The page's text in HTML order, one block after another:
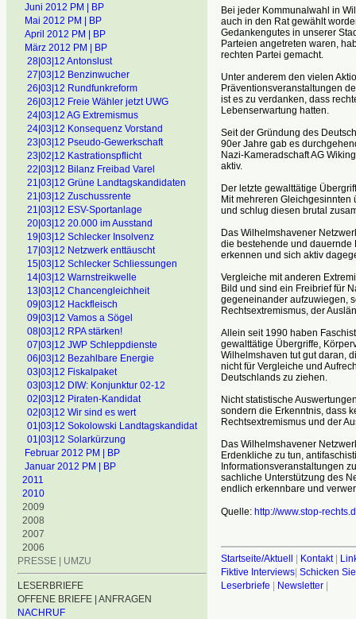
Juni 2012 PM | BP
Mai 2012 PM | BP
April 2012 PM | BP
März 2012 PM | BP
28|03|12 Antonslust
27|03|12 Benzinwucher
26|03|12 Rundfunkreform
26|03|12 Freie Wähler jetzt UWG
24|03|12 AG Extremismus
24|03|12 Konsequenz Vorstand
23|03|12 Pseudo-Gewerkschaft
23|02|12 Kastrationspflicht
22|03|12 Bilanz Freibad Varel
21|03|12 Grüne Landtagskandidaten
21|03|12 Zuschussrente
21|03|12 ESV-Sportanlage
20|03|12 20.000 im Ausstand
19|03|12 Schlecker Insolvenz
17|03|12 Netzwerk enttäuscht
15|03|12 Schlecker Schliessungen
14|03|12 Warnstreikwelle
13|03|12 Chancengleichheit
09|03|12 Hackfleisch
09|03|12 Vamos a Sögel
08|03|12 RPA stärken!
07|03|12 JWP Schleppdienste
06|03|12 Bezahlbare Energie
03|03|12 Fiskalpaket
03|03|12 DIW: Konjunktur 02-12
02|03|12 Piraten-Kandidat
02|03|12 Wir sind es wert
01|03|12 Sokolowski Landtagskandidat
01|03|12 Solarkürzung
Februar 2012 PM | BP
Januar 2012 PM | BP
2011
2010
2009
2008
2007
2006
PRESSE | UMZU
LESERBRIEFE
OFFENE BRIEFE | ANFRAGEN
NACHRUF
Bei jeder Kommunalwahl in
auch in den Rat gewählt
Gedankengutes in unserer
Parteien angetreten waren,
rechten Partei gemacht.
Unter anderem den vielen
Präventionsveranstaltungen
ist es zu verdanken, dass
Lebenserwartung hatten.
Seit der Gründung des
90er Jahre gab es
Nazi-Kameradschaft AG
aktiv.
Der letzte gewalttätige
Mit mehreren
und schlug diesen brutal
Das Wilhelmshavener
die bestehende und dauernde
erkennen und sich aktiv
Vergleiche mit anderen
Bild und sind ein Freibrief für
gegeneinander aufzuwiegen,
Rechtsextremismus, der
Allein seit 1990 haben
gewalttätige Übergriffe,
Wilhelmshaven tut gut daran,
nicht für Vergleiche und
Deutschlands zu ziehen.
Nicht statistische
sondern die Erkenntnis, dass
Rechtsextremismus und der
Das Wilhelmshavener
Erdenkliche zu tun,
Informationsveranstaltungen
sachliche Unterstützung des
endlich erkennbare und
Quelle: http://www.stop-
Startseite/Aktuell | Kontakt|
Fiktive Interviews| Schicken
Leserbriefe | Newsletter|